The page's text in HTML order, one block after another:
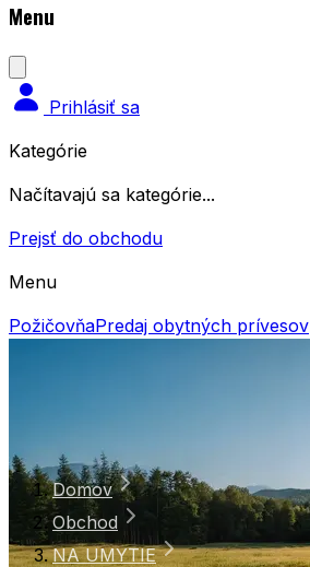
Menu
Prihlásiť sa
Kategórie
Načítavajú sa kategórie...
Prejsť do obchodu
Menu
PožičovňaPredaj obytných prívesov
Domov
Obchod
NA UMYTIE